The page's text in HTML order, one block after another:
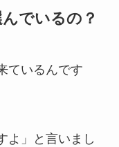
でいるの？
ているんです
よ」と言いまし